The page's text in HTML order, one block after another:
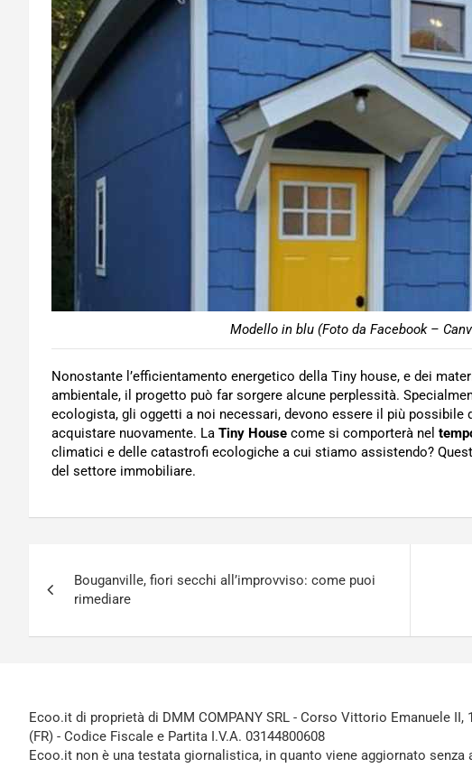
Modello in blu (Foto da Facebook –
Nonostante l’efficientamento energetico della Tiny house, e dei
ambientale, il progetto può far sorgere alcune perplessità.
ecologista, gli oggetti a noi necessari, devono essere il più possibile
acquistare nuovamente. La Tiny House come si comporterà nel
climatici e delle catastrofi ecologiche a cui stiamo assistendo?
del settore immobiliare.
articoli
Bouganville, fiori secchi all’improvviso: come puoi
rimediare
Ecoo.it di proprietà di DMM COMPANY SRL - Corso Vittorio Emanuele II,
(FR) - Codice Fiscale e Partita I.V.A. 03144800608
Ecoo.it non è una testata giornalistica, in quanto viene aggiornato senza